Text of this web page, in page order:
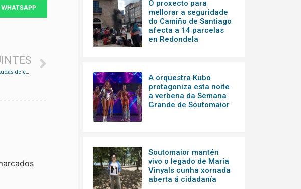
WHATSAPP
O Concello de Pazos destina 7.500 euros para axudas de emerxencia social
O proxecto para
mellorar a seguridade
do Camiño de Santiago
afecta a 14 parcelas
en Redondela
A orquestra Kubo
protagoniza esta noite
a verbena da Semana
Grande de Soutomaior
Soutomaior mantén
vivo o legado de María
Vinyals cunha xornada
aberta á cidadanía